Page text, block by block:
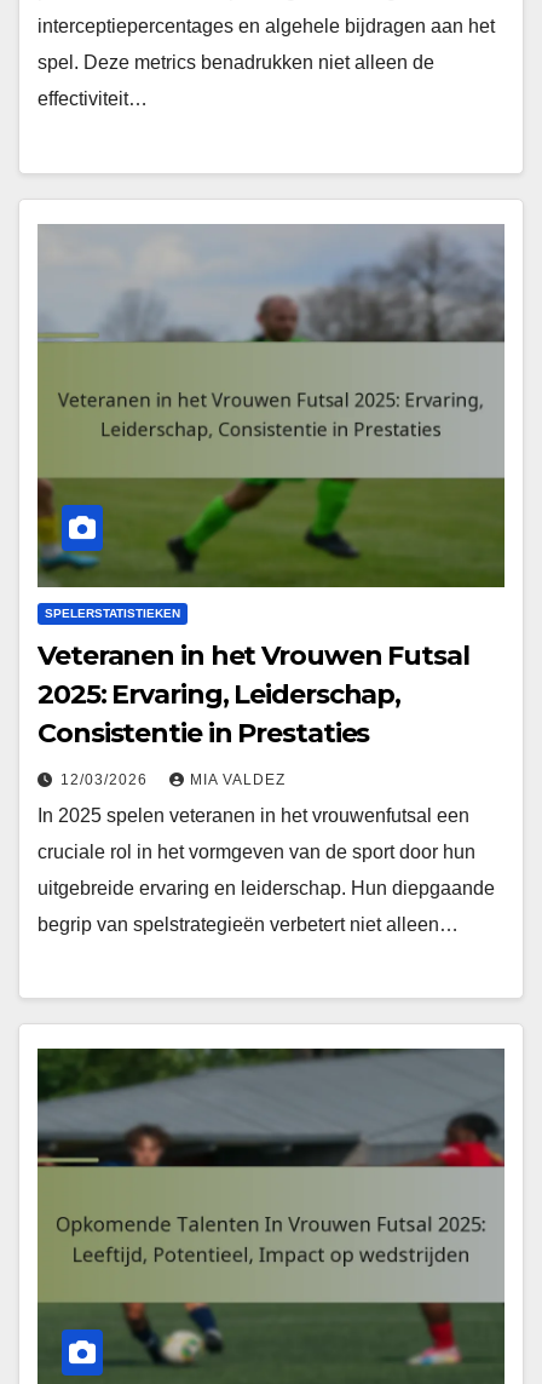
interceptiepercentages en algehele bijdragen aan het
spel. Deze metrics benadrukken niet alleen de
effectiviteit…
SPELERSTATISTIEKEN
Veteranen in het Vrouwen Futsal
2025: Ervaring, Leiderschap,
Consistentie in Prestaties
12/03/2026 MIA VALDEZ
In 2025 spelen veteranen in het vrouwenfutsal een
cruciale rol in het vormgeven van de sport door hun
uitgebreide ervaring en leiderschap. Hun diepgaande
begrip van spelstrategieën verbetert niet alleen…